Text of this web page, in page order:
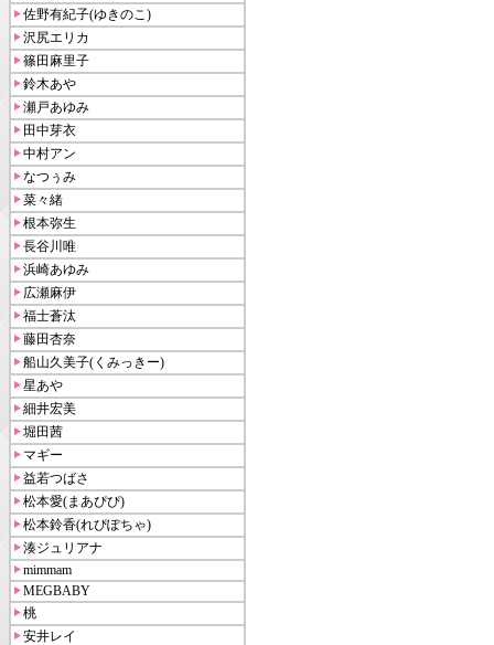
佐野有紀子(ゆきのこ)
沢尻エリカ
篠田麻里子
鈴木あや
瀬戸あゆみ
田中芽衣
中村アン
なつぅみ
菜々緒
根本弥生
長谷川唯
浜崎あゆみ
広瀬麻伊
福士蒼汰
藤田杏奈
船山久美子(くみっきー)
星あや
細井宏美
堀田茜
マギー
益若つばさ
松本愛(まあぴぴ)
松本鈴香(れぴぽちゃ)
湊ジュリアナ
mimmam
MEGBABY
桃
安井レイ